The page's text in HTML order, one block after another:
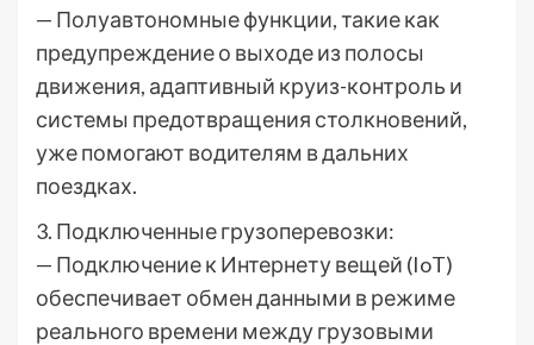
— Полуавтономные функции, такие как
предупреждение о выходе из полосы
движения, адаптивный круиз-контроль и
системы предотвращения столкновений,
уже помогают водителям в дальних
поездках.
3. Подключенные грузоперевозки:
— Подключение к Интернету вещей (IoT)
обеспечивает обмен данными в режиме
реального времени между грузовыми